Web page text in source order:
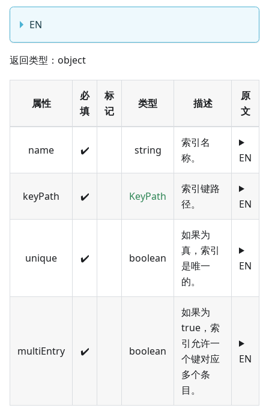
EN
返回类型：object
属性
必
填
标
记
类型 描述
原
文
name ✔️ string
索引名
称。
EN
keyPath ✔️ KeyPath
索引键路
径。
EN
unique ✔️ boolean
如果为
真，索引
是唯一
的。
EN
multiEntry ✔️ boolean
如果为
true，索
引允许一
个键对应
多个条
目。
EN